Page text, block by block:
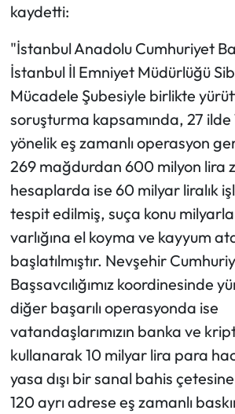
kaydetti:
"İstanbul Anadolu Cumhuriyet
İstanbul İl Emniyet Müdürlüğü
Mücadele Şubesiyle birlikte
soruşturma kapsamında, 27 ilde
yönelik eş zamanlı operasyon
269 mağdurdan 600 milyon lira
hesaplarda ise 60 milyar liralık
tespit edilmiş, suça konu
varlığına el koyma ve kayyum
başlatılmıştır. Nevşehir
Başsavcılığımız koordinesinde
diğer başarılı operasyonda ise
vatandaşlarımızın banka ve
kullanarak 10 milyar lira para
yasa dışı bir sanal bahis
120 ayrı adrese eş zamanlı